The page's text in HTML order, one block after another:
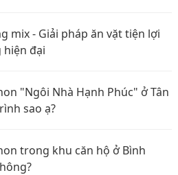
mix - Giải pháp ăn vặt tiện lợi
hiện đại
"Ngôi Nhà Hạnh Phúc" ở Tân
sao ạ?
trong khu căn hộ ở Bình